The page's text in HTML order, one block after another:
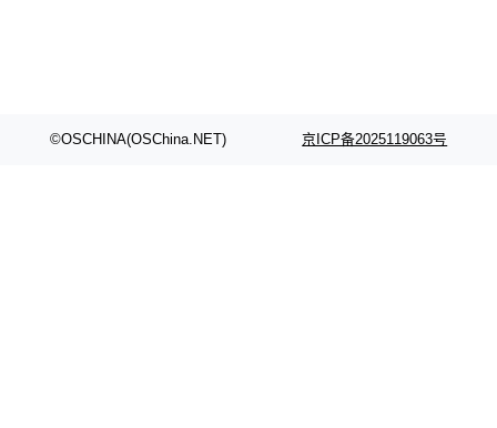
©OSCHINA(OSChina.NET) 京ICP备2025119063号